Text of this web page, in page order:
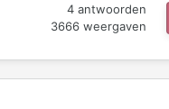
4 antwoorden
3666 weergaven